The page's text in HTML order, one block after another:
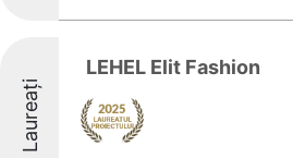
Laureați
LEHEL Elit Fashion